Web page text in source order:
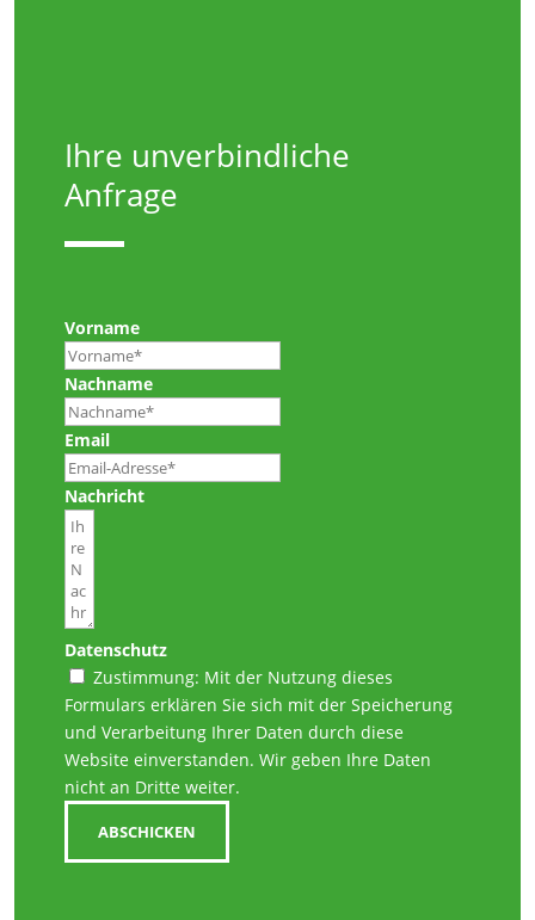
Ihre unverbindliche
Anfrage
Vorname
Nachname
Email
Nachricht
Datenschutz
Zustimmung: Mit der Nutzung dieses
Formulars erklären Sie sich mit der Speicherung
und Verarbeitung Ihrer Daten durch diese
Website einverstanden. Wir geben Ihre Daten
nicht an Dritte weiter.
ABSCHICKEN